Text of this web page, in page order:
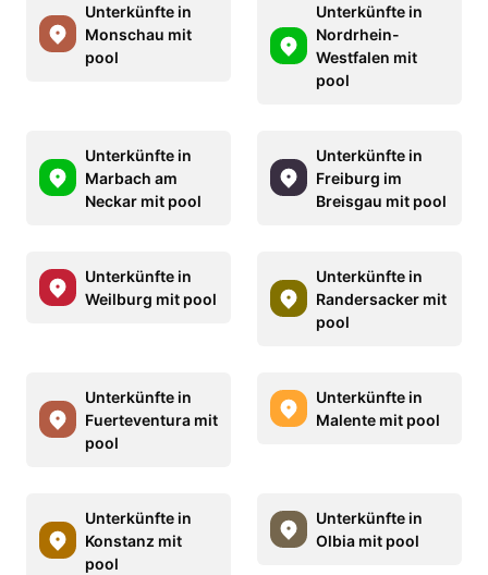
Unterkünfte in
Monschau mit
pool
Unterkünfte in
Nordrhein-
Westfalen mit
pool
Unterkünfte in
Marbach am
Neckar mit pool
Unterkünfte in
Freiburg im
Breisgau mit pool
Unterkünfte in
Weilburg mit pool
Unterkünfte in
Randersacker mit
pool
Unterkünfte in
Fuerteventura mit
pool
Unterkünfte in
Malente mit pool
Unterkünfte in
Konstanz mit
pool
Unterkünfte in
Olbia mit pool